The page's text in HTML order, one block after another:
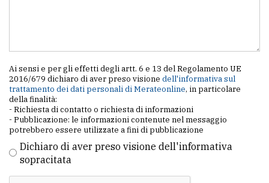
Ai sensi e per gli effetti degli artt. 6 e 13 del Regolamento UE
2016/679 dichiaro di aver preso visione dell'informativa sul
trattamento dei dati personali di Merateonline, in particolare
della finalità:
- Richiesta di contatto o richiesta di informazioni
- Pubblicazione: le informazioni contenute nel messaggio
potrebbero essere utilizzate a fini di pubblicazione
Dichiaro di aver preso visione dell'informativa
sopracitata